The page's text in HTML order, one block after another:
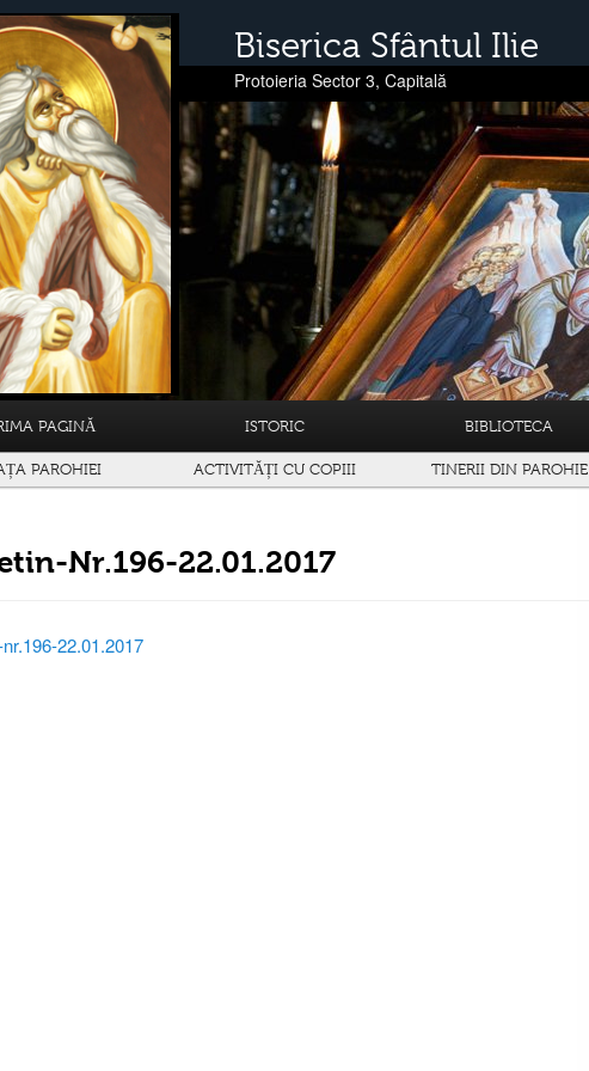
Biserica Sfântul Ilie
Protoieria Sector 3, Capitală
PAGINĂ ISTORIC BIBLIOTECA
PAROHIEI ACTIVITĂȚI CU COPIII TINERII DIN PAROHIE
Nr.196-22.01.2017
22.01.2017